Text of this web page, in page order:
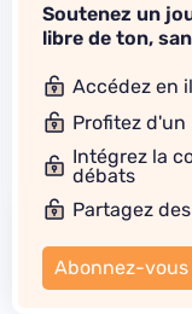
Soutenez un
libre de ton,
Accédez en
Profitez
Intégrez la
débats
Partagez
Abonnez-vous